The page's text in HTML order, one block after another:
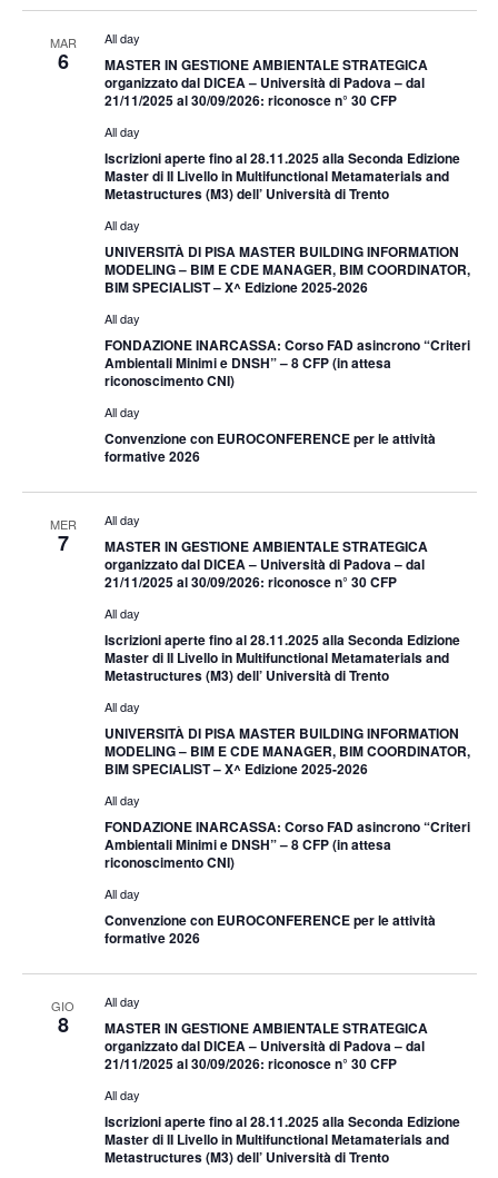
MAR
6
All day
MASTER IN GESTIONE AMBIENTALE STRATEGICA
organizzato dal DICEA – Università di Padova – dal
21/11/2025 al 30/09/2026: riconosce n° 30 CFP
All day
Iscrizioni aperte fino al 28.11.2025 alla Seconda Edizione
Master di II Livello in Multifunctional Metamaterials and
Metastructures (M3) dell’ Università di Trento
All day
UNIVERSITÀ DI PISA MASTER BUILDING INFORMATION
MODELING – BIM E CDE MANAGER, BIM COORDINATOR,
BIM SPECIALIST – X^ Edizione 2025-2026
All day
FONDAZIONE INARCASSA: Corso FAD asincrono “Criteri
Ambientali Minimi e DNSH” – 8 CFP (in attesa
riconoscimento CNI)
All day
Convenzione con EUROCONFERENCE per le attività
formative 2026
MER
7
All day
MASTER IN GESTIONE AMBIENTALE STRATEGICA
organizzato dal DICEA – Università di Padova – dal
21/11/2025 al 30/09/2026: riconosce n° 30 CFP
All day
Iscrizioni aperte fino al 28.11.2025 alla Seconda Edizione
Master di II Livello in Multifunctional Metamaterials and
Metastructures (M3) dell’ Università di Trento
All day
UNIVERSITÀ DI PISA MASTER BUILDING INFORMATION
MODELING – BIM E CDE MANAGER, BIM COORDINATOR,
BIM SPECIALIST – X^ Edizione 2025-2026
All day
FONDAZIONE INARCASSA: Corso FAD asincrono “Criteri
Ambientali Minimi e DNSH” – 8 CFP (in attesa
riconoscimento CNI)
All day
Convenzione con EUROCONFERENCE per le attività
formative 2026
GIO
8
All day
MASTER IN GESTIONE AMBIENTALE STRATEGICA
organizzato dal DICEA – Università di Padova – dal
21/11/2025 al 30/09/2026: riconosce n° 30 CFP
All day
Iscrizioni aperte fino al 28.11.2025 alla Seconda Edizione
Master di II Livello in Multifunctional Metamaterials and
Metastructures (M3) dell’ Università di Trento